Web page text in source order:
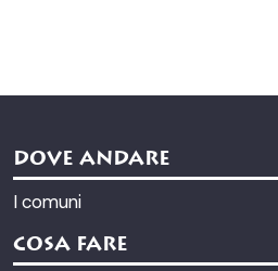
DOVE ANDARE
I comuni
COSA FARE